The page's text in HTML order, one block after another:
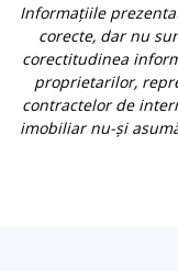
Informațiile
corecte, dar nu
corectitudinea
proprietarilor,
contractelor de
imobiliar nu-și